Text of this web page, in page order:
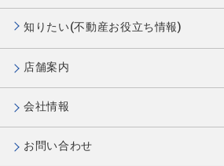
知りたい(不動産お役立ち情報)
店舗案内
会社情報
お問い合わせ